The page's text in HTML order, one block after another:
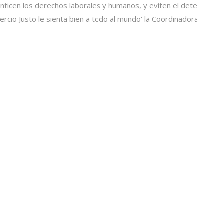
los derechos laborales y humanos, y eviten el
Justo le sienta bien a todo al mundo‘ la